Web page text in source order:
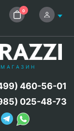
0
460-56-01
025-48-73